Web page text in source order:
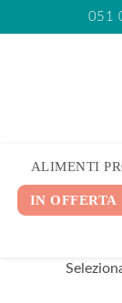
051
ALIMENTI
IN OFFERTA